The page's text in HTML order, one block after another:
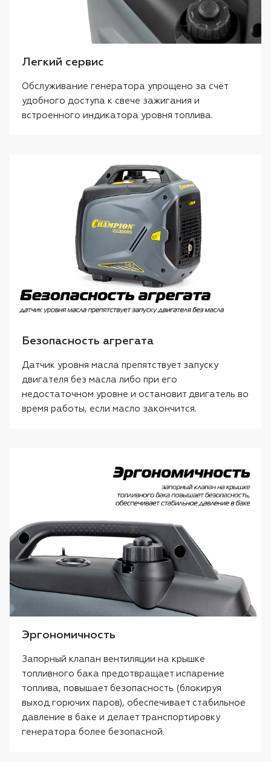
Легкий сервис
Обслуживание генератора упрощено за счёт
удобного доступа к свече зажигания и
встроенного индикатора уровня топлива.
Безопасность агрегата
Датчик уровня масла препятствует запуску
двигателя без масла либо при его
недостаточном уровне и остановит двигатель во
время работы, если масло закончится.
Эргономичность
Запорный клапан вентиляции на крышке
топливного бака предотвращает испарение
топлива, повышает безопасность (блокируя
выход горючих паров), обеспечивает стабильное
давление в баке и делает транспортировку
генератора более безопасной.